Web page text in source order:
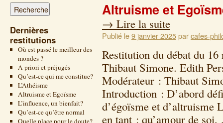
Dernières
restitutions
Où est passé le meilleur des
mondes ?
A priori et préjugés
Qu’est-ce qui me constitue?
L’Athéisme
Altruisme et Egoïsme
L’influence, un bienfait?
Qu’est-ce qu’être normal
Quelle place pour le doute?
Altruisme et
→ Lire la suite
Publié le9 janvier 2025parcafes-
Restitution du débat du
Thibaut Simone. Edith
Modérateur : Thibaut
Introduction : D’abord
d’égoïsme et d’altruisme
en tant : qu’amour de